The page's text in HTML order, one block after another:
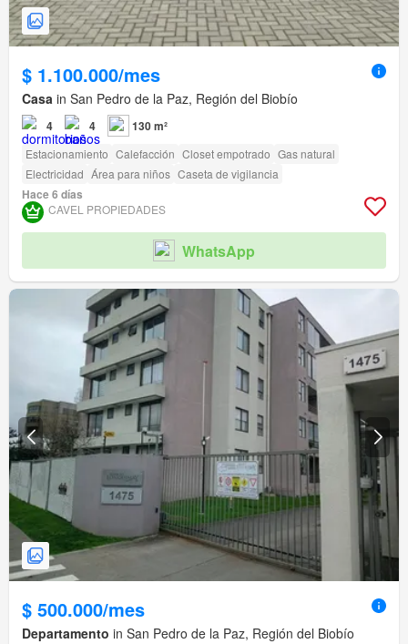
$ 1.100.000/mes
Casa in San Pedro de la Paz, Región del Biobío
4 4 130 m²
Estacionamiento Calefacción Closet empotrado Gas natural
Electricidad Área para niños Caseta de vigilancia
Hace 6 días
CAVEL PROPIEDADES
WhatsApp
$ 500.000/mes
Departamento in San Pedro de la Paz, Región del Biobío